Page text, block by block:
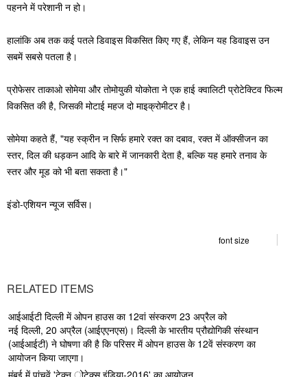
पहनने में परेशानी न हो।
हालांकि अब तक कई पतले डिवाइस विकसित किए गए हैं, लेकिन यह डिवाइस उन
सबमें सबसे पतला है।
प्रोफेसर ताकाओ सोमेया और तोमोयुकी योकोता ने एक हाई क्वालिटी प्रोटेक्टिव फिल्म
विकसित की है, जिसकी मोटाई महज दो माइक्रोमीटर है।
सोमेया कहते हैं, "यह स्क्रीन न सिर्फ हमारे रक्त का दबाव, रक्त में ऑक्सीजन का
स्तर, दिल की धड़कन आदि के बारे में जानकारी देता है, बल्कि यह हमारे तनाव के
स्तर और मूड को भी बता सकता है।"
इंडो-एशियन न्यूज सर्विस।
font size
RELATED ITEMS
आईआईटी दिल्ली में ओपन हाउस का 12वां संस्करण 23 अप्रैल को
नई दिल्ली, 20 अप्रैल (आईएएनएस)। दिल्ली के भारतीय प्रौद्योगिकी संस्थान
(आईआईटी) ने घोषणा की है कि परिसर में ओपन हाउस के 12वें संस्करण का
आयोजन किया जाएगा।
मुंबई में पांचवें 'टेक्न ोटेक्स इंडिया-2016' का आयोजन